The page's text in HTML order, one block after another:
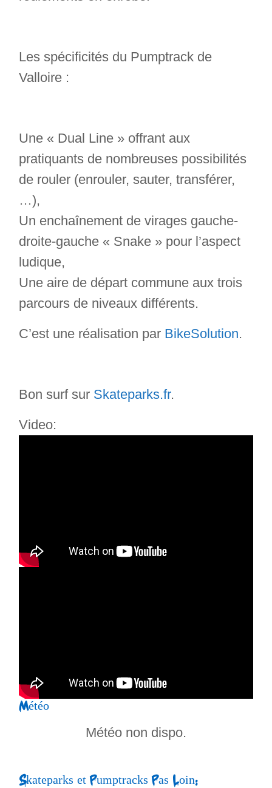
Les spécificités du Pumptrack de
Valloire :
Une « Dual Line » offrant aux
pratiquants de nombreuses possibilités
de rouler (enrouler, sauter, transférer,
…),
Un enchaînement de virages gauche-
droite-gauche « Snake » pour l’aspect
ludique,
Une aire de départ commune aux trois
parcours de niveaux différents.
C’est une réalisation par BikeSolution.
Bon surf sur Skateparks.fr.
Video:
Météo
Météo non dispo.
Skateparks et Pumptracks Pas Loin: